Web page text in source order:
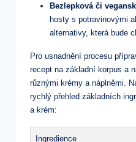
Bezlepková či
hosty s potravinovými
alternativy, která bude
Pro usnadnění procesu
recept na základní korpus a
různými krémy a náplněmi.
rychlý přehled základních
a krém:
Ingredience